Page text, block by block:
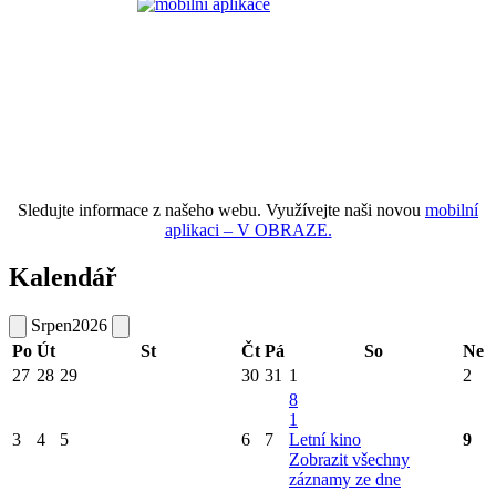
Sledujte informace z našeho webu. Využívejte naši novou mobilní
aplikaci – V OBRAZE.
Kalendář
Srpen2026
Po Út St Čt Pá So
Ne
27 28 29 30 31 1 2
3 4 5 6 7
8
1
Letní kino
Zobrazit všechny
záznamy ze dne
9